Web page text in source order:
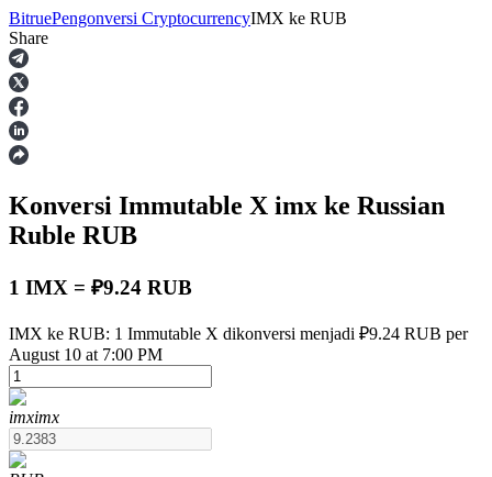
Berjangka
USDT Berjangka
Kontrak berjangka menggunakan USDT sebagai jaminannya
BitruePengonversi CryptocurrencyIMX ke RUB
Share
Konversi Immutable X imx ke Russian
Ruble RUB
1 IMX = ₽9.24 RUB
IMX ke RUB: 1 Immutable X dikonversi menjadi ₽9.24 RUB per
August 10 at 7:00 PM
imximx